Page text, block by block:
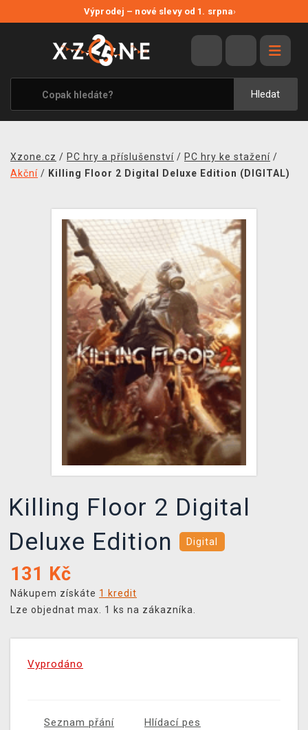
Výprodej – nové slevy od 1. srpna›
Hledat
VÝPRODEJ
VIDEOHRY
XZONE ORIGINALS
TÉMATIKY
MERCHANDISE
PRODEJNY
XZONE KLUB
TCG & BOARDGAME HUB
VÝKUP HER (BAZAR)
Xzone.cz / PC hry a příslušenství / PC hry ke stažení /
Akční / Killing Floor 2 Digital Deluxe Edition (DIGITAL)
Killing Floor 2 Digital
Deluxe Edition
Digital
131 Kč
Nákupem získáte 1 kredit
Lze objednat max. 1 ks na zákazníka.
Vyprodáno
Seznam přání Hlídací pes